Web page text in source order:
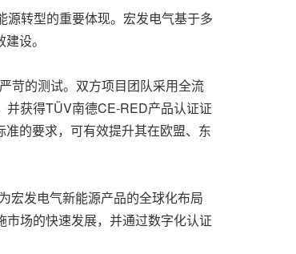
转型的重要体现。宏发电气基于多
设。
苛的测试。双方项目团队采用全流
并获得TÜV南德CE-RED产品认证证
的要求，可有效提升其在欧盟、东
宏发电气新能源产品的全球化布局
场的快速发展，并通过数字化认证